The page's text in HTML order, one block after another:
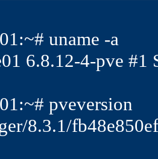
uname -a
6.8.12-4-pve
pveversion
8.3.1/